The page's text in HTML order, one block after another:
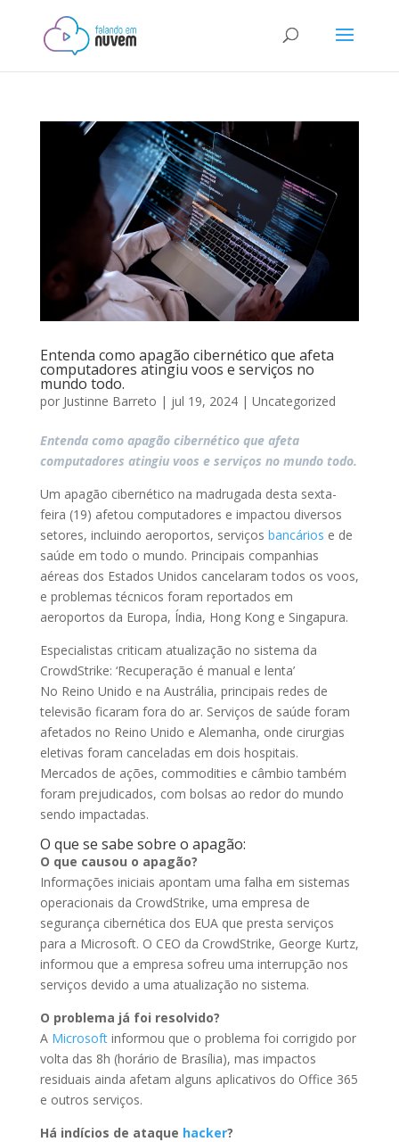
Entenda como apagão cibernético que afeta
computadores atingiu voos e serviços no
mundo todo.
por Justinne Barreto | jul 19, 2024| Uncategorized
Entenda como apagão cibernético que afeta
computadores atingiu voos e serviços no mundo todo.
Um apagão cibernético na madrugada desta sexta-
feira (19) afetou computadores e impactou diversos
setores, incluindo aeroportos, serviços bancários e de
saúde em todo o mundo. Principais companhias
aéreas dos Estados Unidos cancelaram todos os voos,
e problemas técnicos foram reportados em
aeroportos da Europa, Índia, Hong Kong e Singapura.
Especialistas criticam atualização no sistema da
CrowdStrike: ‘Recuperação é manual e lenta’
No Reino Unido e na Austrália, principais redes de
televisão ficaram fora do ar. Serviços de saúde foram
afetados no Reino Unido e Alemanha, onde cirurgias
eletivas foram canceladas em dois hospitais.
Mercados de ações, commodities e câmbio também
foram prejudicados, com bolsas ao redor do mundo
sendo impactadas.
O que se sabe sobre o apagão:
O que causou o apagão?
Informações iniciais apontam uma falha em sistemas
operacionais da CrowdStrike, uma empresa de
segurança cibernética dos EUA que presta serviços
para a Microsoft. O CEO da CrowdStrike, George Kurtz,
informou que a empresa sofreu uma interrupção nos
serviços devido a uma atualização no sistema.
O problema já foi resolvido?
A Microsoftinformou que o problema foi corrigido por
volta das 8h (horário de Brasília), mas impactos
residuais ainda afetam alguns aplicativos do Office 365
e outros serviços.
Há indícios de ataque hacker?